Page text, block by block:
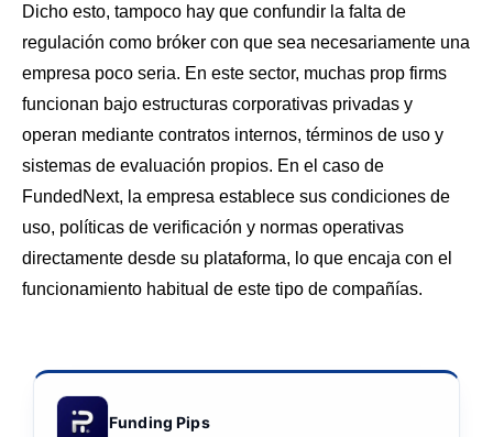
Dicho esto, tampoco hay que confundir la falta de
regulación como bróker con que sea necesariamente una
empresa poco seria. En este sector, muchas prop firms
funcionan bajo estructuras corporativas privadas y
operan mediante contratos internos, términos de uso y
sistemas de evaluación propios. En el caso de
FundedNext, la empresa establece sus condiciones de
uso, políticas de verificación y normas operativas
directamente desde su plataforma, lo que encaja con el
funcionamiento habitual de este tipo de compañías.
Funding Pips